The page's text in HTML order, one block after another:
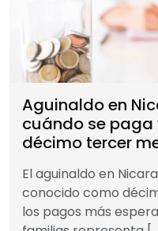
Aguinaldo en
cuándo se paga
décimo tercer
El aguinaldo en
conocido como
los pagos más